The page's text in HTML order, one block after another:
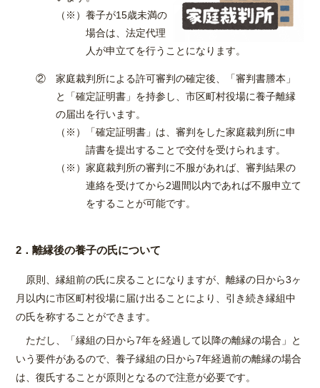
（※）養子が15歳未満の
場合は、法定代理
人が申立てを行うことになります。
② 家庭裁判所による許可審判の確定後、「審判書謄本」
と「確定証明書」を持参し、市区町村役場に養子離縁
の届出を行います。
（※）「確定証明書」は、審判をした家庭裁判所に申
請書を提出することで交付を受けられます。
（※）家庭裁判所の審判に不服があれば、審判結果の
連絡を受けてから2週間以内であれば不服申立て
をすることが可能です。
2．離縁後の養子の氏について
原則、縁組前の氏に戻ることになりますが、離縁の日から3ヶ
月以内に市区町村役場に届け出ることにより、引き続き縁組中
の氏を称することができます。
ただし、「縁組の日から7年を経過して以降の離縁の場合」と
いう要件があるので、養子縁組の日から7年経過前の離縁の場合
は、復氏することが原則となるので注意が必要です。